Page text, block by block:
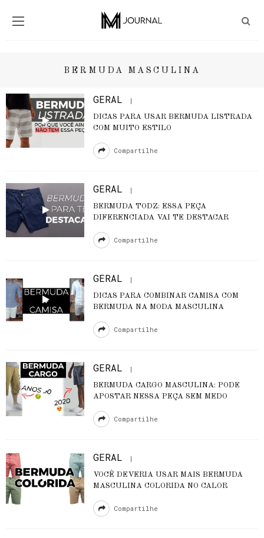
BERMUDA MASCULINA
GERAL
DICAS PARA USAR BERMUDA LISTRADA
COM MUITO ESTILO
Compartilhe
GERAL
BERMUDA TODZ: ESSA PEÇA
DIFERENCIADA VAI TE DESTACAR
Compartilhe
GERAL
DICAS PARA COMBINAR CAMISA COM
BERMUDA NA MODA MASCULINA
Compartilhe
GERAL
BERMUDA CARGO MASCULINA: PODE
APOSTAR NESSA PEÇA SEM MEDO
Compartilhe
GERAL
VOCÊ DEVERIA USAR MAIS BERMUDA
MASCULINA COLORIDA NO CALOR
Compartilhe